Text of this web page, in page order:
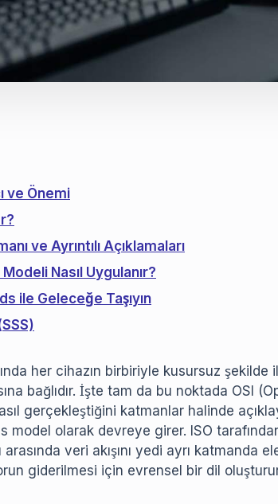
ve Önemi
ve Ayrıntılı Açıklamaları
Nasıl Uygulanır?
ile Geleceğe Taşıyın
her cihazın birbiriyle kusursuz şekilde
bağlıdır. İşte tam da bu noktada OSI
gerçekleştiğini katmanlar halinde
model olarak devreye girer. ISO
veri akışını yedi ayrı katmanda
giderilmesi için evrensel bir dil